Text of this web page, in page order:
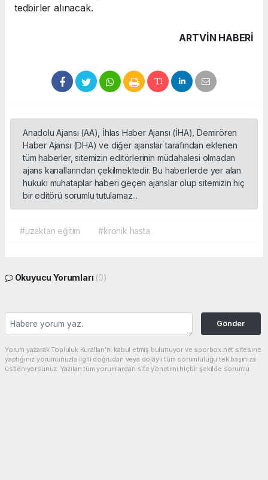
tedbirler alınacak.
ARTVIN HABERİ
Anadolu Ajansı (AA), İhlas Haber Ajansı (İHA), Demirören
Haber Ajansı (DHA) ve diğer ajanslar tarafından eklenen
tüm haberler, sitemizin editörlerinin müdahalesi olmadan
ajans kanallarından çekilmektedir. Bu haberlerde yer alan
hukuki muhataplar haberi geçen ajanslar olup sitemizin hiç
bir editörü sorumlu tutulamaz...
#uzaktan eğitim #kronik hasta
Okuyucu Yorumları (0)
Gönder
Yorum yazarak Topluluk Kuralları’nı kabul etmiş bulunuyor ve sporbox.net sitesine
yaptığınız yorumunuzla ilgili doğrudan veya dolaylı tüm sorumluluğu tek başınıza
üstleniyorsunuz. Yazılan tüm yorumlardan site yönetimi hiçbir şekilde sorumlu